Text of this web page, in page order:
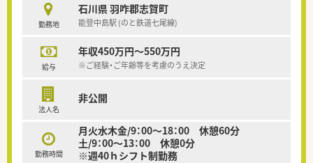
勤務地
石川県 羽咋郡志賀町
能登中島駅 (のと鉄道七尾線)
給与
年収450万円～550万円
※ご経験・ご年齢等を考慮のうえ決定
法人名
非公開
勤務時間
月火水木金/9：00～18：00 休憩60分
土/9：00～13：00 休憩0分
※週40ｈシフト制勤務